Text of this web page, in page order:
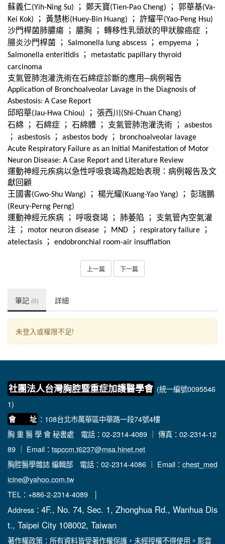
蘇義仁(Yih-Ning Su) ； 鄭天寶(Tien-Pao Cheng) ； 郭華基(Va-
Kei Kok)
； 黃慧彬(Huey-Bin Huang) ； 許耀平(Yao-Peng Hsu)
沙門桿菌肺膿瘍 ； 膿胸 ； 轉移性乳頭狀的甲狀腺癌症
；
腸炎沙門桿菌
； Salmonella lung abscess ； empyema ；
Salmonella enteritidis ；
metastatic papillary thyroid
carcinoma
支氣管肺泡灌洗術在石綿症診斷的應用─病例報告
Application of Bronchoalveolar Lavage in the Diagnosis of
Asbestosis: A Case Report
邱昭華(Jau-Hwa Chiou) ； 張西川 (Shi-Chuan Chang)
石綿 ； 石綿症 ； 石綿體 ； 支氣管肺泡灌洗術 ； asbestos
； asbestosis ； asbestos body ；
bronchoalveolar lavage
Acute Respiratory Failure as an Initial Manifestation of Motor
Neuron Disease: A Case Report and Literature Review
運動神經元疾病以急性呼吸衰竭為起始表現：病例報告及文
獻回顧
王國書(Gwo-Shu Wang) ； 楊光耀(Kuang-Yao Yang) ； 彭瑞鵬
(Reury-Perng Perng)
運動神經元疾病 ； 呼吸衰竭 ； 肺萎陷 ；
支氣管內空氣灌
注
； motor neuron disease ； MND ； respiratory failure ；
atelectasis ； endobronchial room-air insufflation
上一篇 下一篇
筆記 (0) 詳細
未登入或權限不足!
社團法人台灣胸腔暨重症加護醫學會 (統一編號0095546
1)
會 址 ：108台北市萬華區中華路一段74號4樓
胸 重 醫 學 會 秘書處 電話：02-2314-4089 ｜ 傳真：02-2314-12
89 ｜ Email： tspccm.t6237@msa.hinet.net
胸腔醫學雜誌 編輯部 電話：02-2314-4086 ｜ Email： chest_med
icine@yahoo.com.tw
TEL：+886-2-2314-4089 │
Address： 4F., No. 74, Sec. 1, Zhonghua Rd., Wanhua Dis
t., Taipei City 108002, Taiwan
著作權政策：所有資料皆受著作權保護，未經授權不得使用。影音